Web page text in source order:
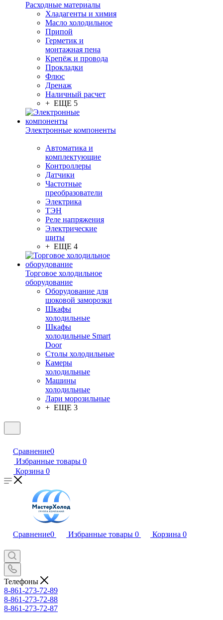
Расходные материалы
Хладагенты и химия
Масло холодильное
Припой
Герметик и
монтажная пена
Крепёж и провода
Прокладки
Флюс
Дренаж
Наличный расчет
+ ЕЩЕ 5
Электронные компоненты
Автоматика и
комплектующие
Контроллеры
Датчики
Частотные
преобразователи
Электрика
ТЭН
Реле напряжения
Электрические
щиты
+ ЕЩЕ 4
Торговое холодильное
оборудование
Оборудование для
шоковой заморозки
Шкафы
холодильные
Шкафы
холодильные Smart
Door
Столы холодильные
Камеры
холодильные
Машины
холодильные
Лари морозильные
+ ЕЩЕ 3
Сравнение0
Избранные товары 0
Корзина 0
Сравнение0 Избранные товары 0 Корзина 0
Телефоны
8-861-273-72-89
8-861-273-72-88
8-861-273-72-87